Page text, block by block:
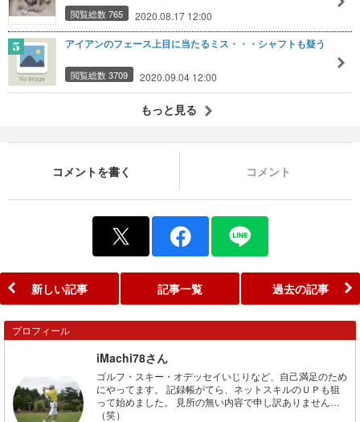
閲覧総数 765 2020.08.17 12:00
アイアンのフェース上目に当たるミス・・・シャフトも疑う
閲覧総数 3709 2020.09.04 12:00
もっと見る
コメントを書く コメント
新しい記事 記事一覧 過去の記事
プロフィール
iMachi78さん
ゴルフ・スキー・オデッセイいじりなど、自己満足のため
にやってます。 記録帳がてら、ネットスキルのＵＰも狙
って始めました。 見所の無い内容で申し訳ありません…
（笑）